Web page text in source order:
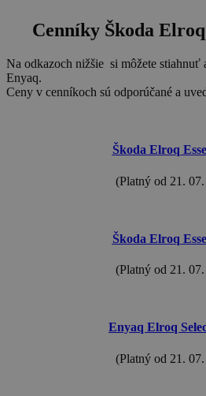
Cenníky Škoda
Na odkazoch nižšie si môžete stiahnuť
Enyaq.
Ceny v cenníkoch sú odporúčané a
Škoda Elroq
(Platný od 21.
Škoda Elroq
(Platný od 21.
Enyaq Elroq
(Platný od 21.